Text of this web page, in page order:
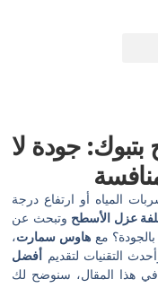
جودة لا
المياه أو ارتفاع درجة
عزل الأسطح وتبحث عن
مع هاوس سمارت،
التقنيات لتقديم أفضل
في هذا المقال، سنوضح لك